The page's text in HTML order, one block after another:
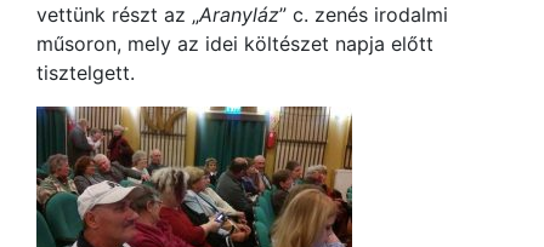
vettünk részt az „Aranyláz” c. zenés irodalmi
műsoron, mely az idei költészet napja előtt
tisztelgett.